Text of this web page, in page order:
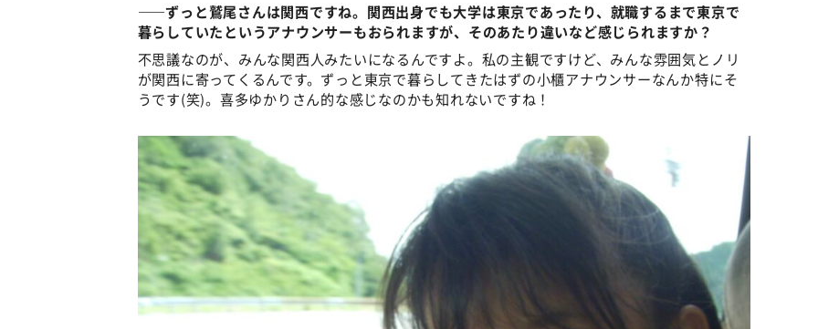
――ずっと鷲尾さんは関西ですね。関西出身でも大学は東京であったり、就職するまで東京で
暮らしていたというアナウンサーもおられますが、そのあたり違いなど感じられますか？
不思議なのが、みんな関西人みたいになるんですよ。私の主観ですけど、みんな雰囲気とノリ
が関西に寄ってくるんです。ずっと東京で暮らしてきたはずの小櫃アナウンサーなんか特にそ
うです(笑)。喜多ゆかりさん的な感じなのかも知れないですね！